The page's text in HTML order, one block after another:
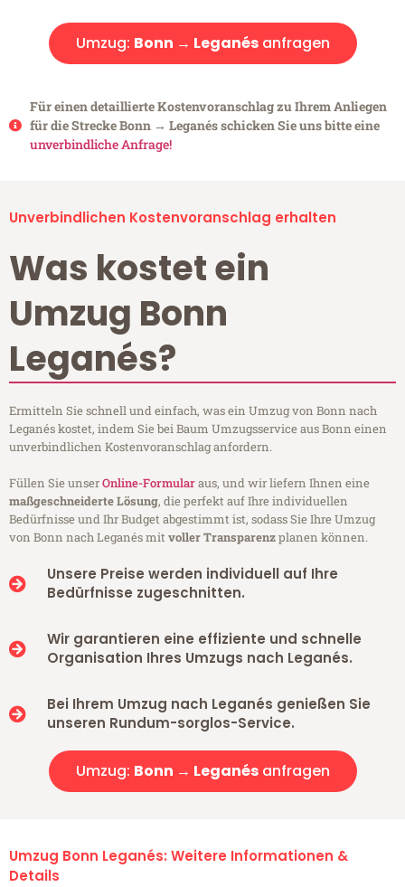
Umzug: Bonn → Leganésanfragen
Für einen detaillierte Kostenvoranschlag zu Ihrem Anliegen
für die Strecke Bonn → Leganés schicken Sie uns bitte eine
unverbindliche Anfrage!
Unverbindlichen Kostenvoranschlag erhalten
Was kostet ein
Umzug Bonn
Leganés?
Ermitteln Sie schnell und einfach, was ein Umzug von Bonn nach
Leganés kostet, indem Sie bei Baum Umzugsservice aus Bonn einen
unverbindlichen Kostenvoranschlag anfordern.
Füllen Sie unserOnline-Formularaus, und wir liefern Ihnen eine
maßgeschneiderte Lösung, die perfekt auf Ihre individuellen
Bedürfnisse und Ihr Budget abgestimmt ist, sodass Sie Ihre Umzug
von Bonn nach Leganés mitvoller Transparenzplanen können.
Unsere Preise werden individuell auf Ihre
Bedürfnisse zugeschnitten.
Wir garantieren eine effiziente und schnelle
Organisation Ihres Umzugs nach Leganés.
Bei Ihrem Umzug nach Leganés genießen Sie
unseren Rundum-sorglos-Service.
Umzug: Bonn → Leganésanfragen
Umzug Bonn Leganés: Weitere Informationen &
Details